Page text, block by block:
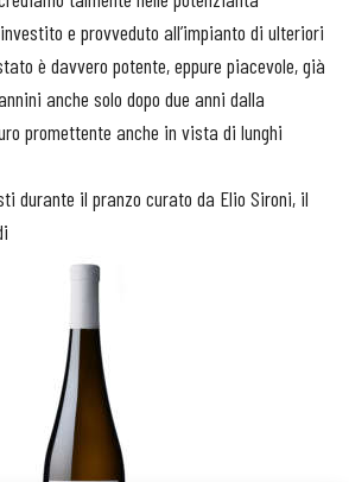
e provveduto all’impianto di ulteriori
è davvero potente, eppure piacevole, già
anche solo dopo due anni dalla
promettente anche in vista di lunghi
durante il pranzo curato da Elio Sironi, il